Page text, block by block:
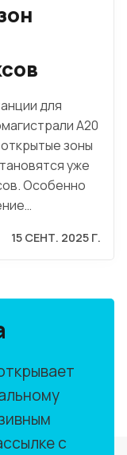
для
A20
зоны
уже
Особенно
15 СЕНТ. 2025 Г.
с